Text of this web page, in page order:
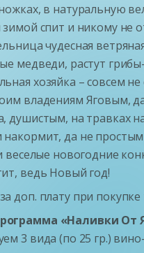
в натуральную
спит и никому не
чудесная
медведи, растут
хозяйка – совсем
владениям Яговым, да
душистым, на травках
да не
новогодние
ведь Новый год!
доп. плату при покупке
«Наливки От
3 вида (по 25 гр.)